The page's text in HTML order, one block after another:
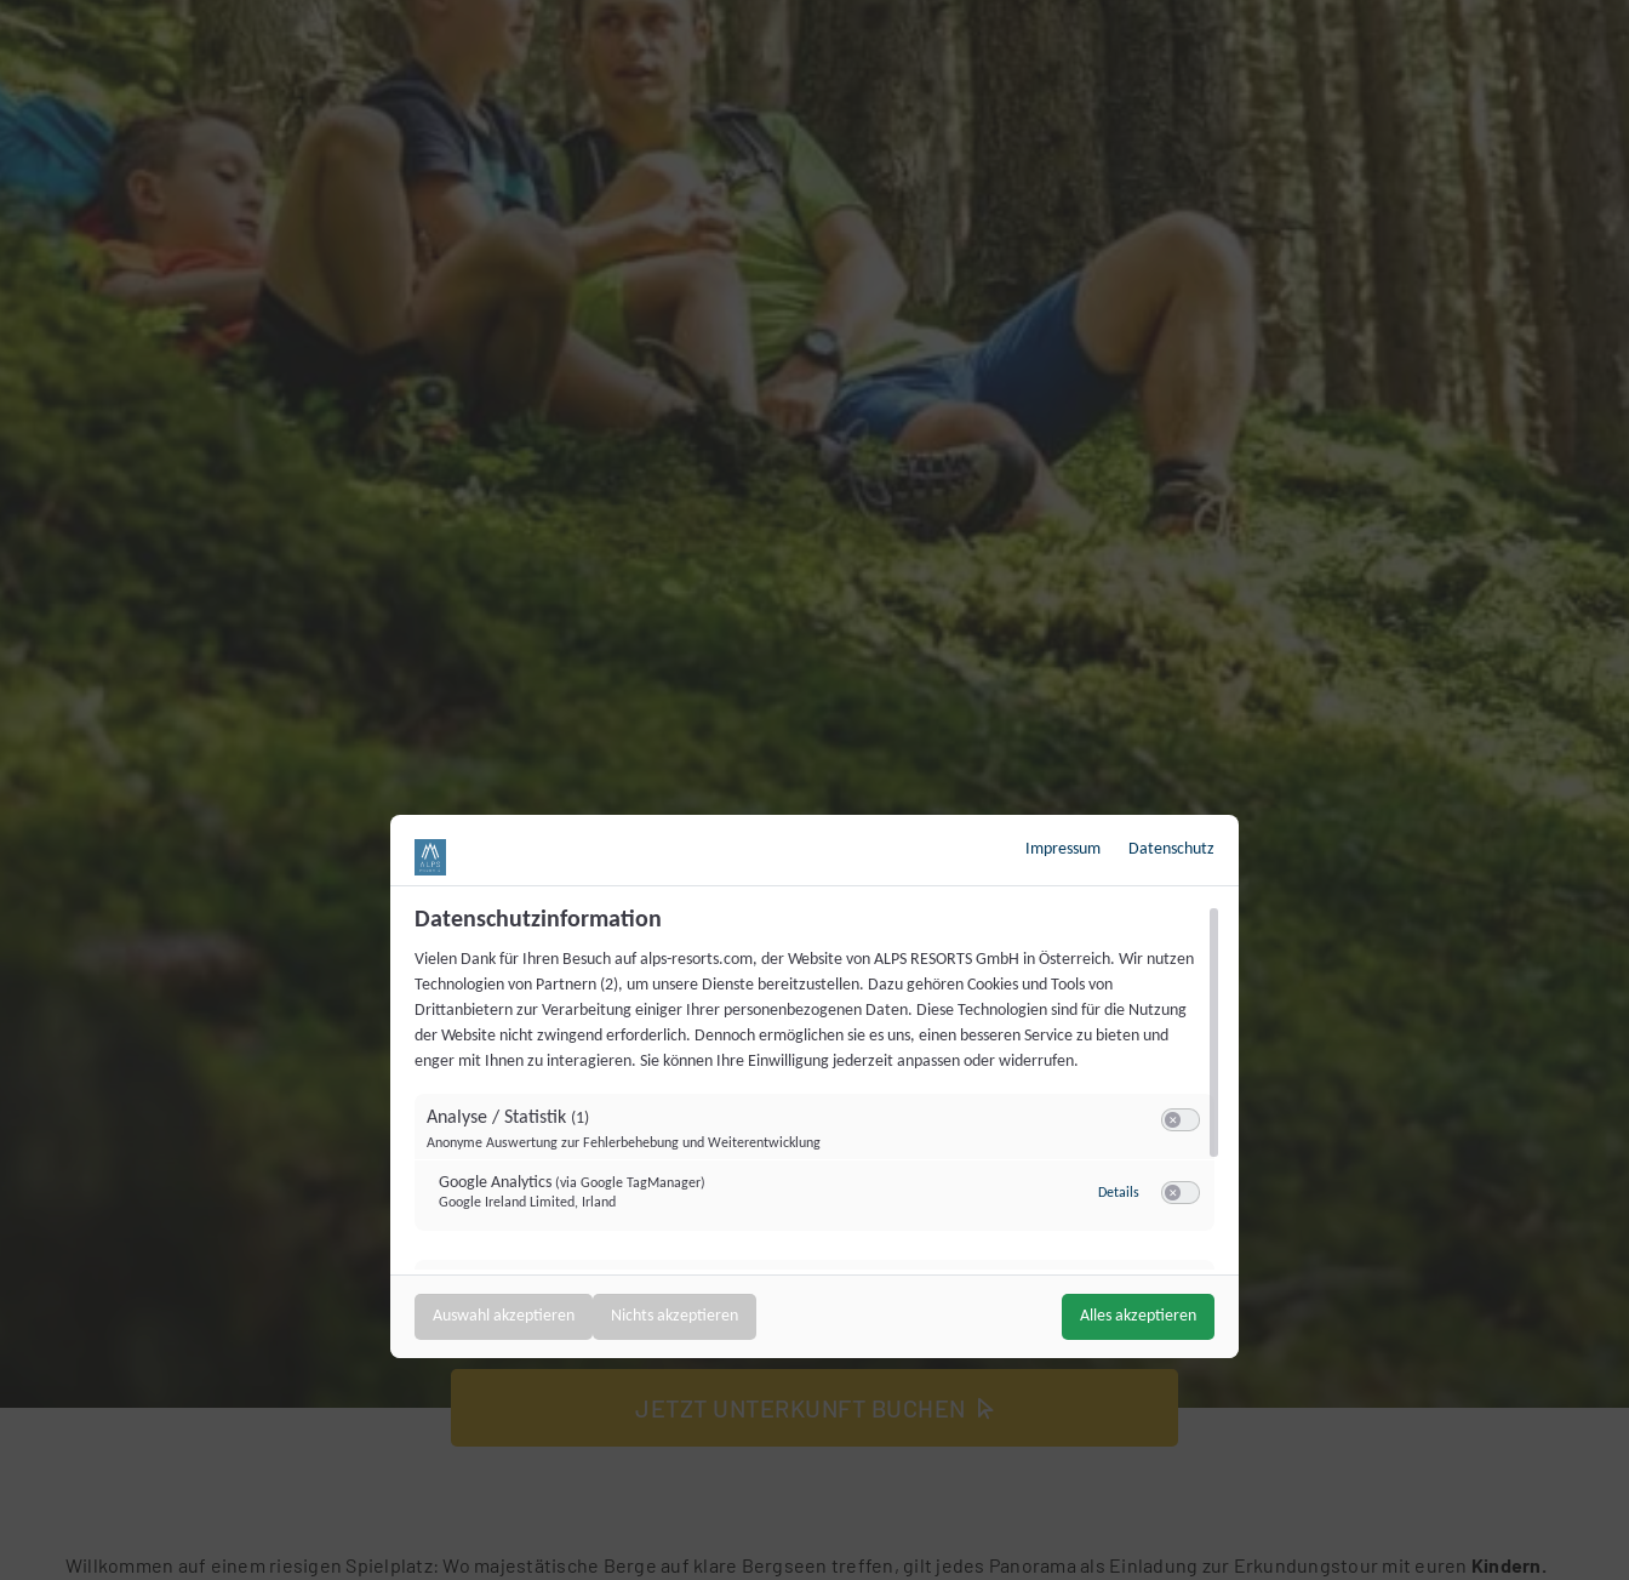
Impressum Datenschutz
Datenschutzinformation
Vielen Dank für Ihren Besuch auf alps-resorts.com, der Website von ALPS RESORTS GmbH in Österreich. Wir nutzen
Technologien von Partnern (2), um unsere Dienste bereitzustellen. Dazu gehören Cookies und Tools von
Drittanbietern zur Verarbeitung einiger Ihrer personenbezogenen Daten. Diese Technologien sind für die Nutzung
der Website nicht zwingend erforderlich. Dennoch ermöglichen sie es uns, einen besseren Service zu bieten und
enger mit Ihnen zu interagieren. Sie können Ihre Einwilligung jederzeit anpassen oder widerrufen.
Analyse / Statistik (1)
Anonyme Auswertung zur Fehlerbehebung und Weiterentwicklung
Google Analytics (via Google TagManager)
Google Ireland Limited, Irland
Details zu Google Analytics
Switch zum Einwilligen bzw. Ablehnen der Kategorie Targeting /
Personalisierte Werbung außerhalb unserer Website
Microsoft Ireland Operations Limited, Irland
Detailszu Bing Ads (Microsoft UET)
Auswahl akzeptieren Nichts akzeptieren Alles akzeptieren
JETZT UNTERKUNFT BUCHEN
Willkommen auf einem riesigen Spielplatz: Wo majestätische Berge auf klare Bergseen treffen, gilt jedes Panorama als Einladung zur Erkundungstour mit euren Kindern.